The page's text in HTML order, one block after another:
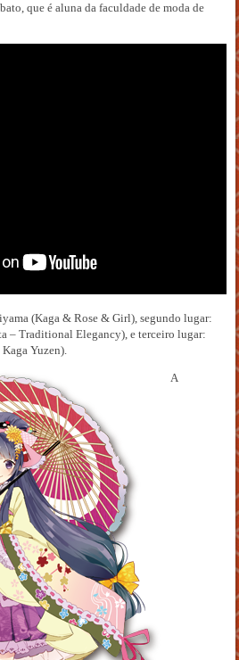
que é aluna da faculdade de moda de
(Kaga & Rose & Girl), segundo lugar:
– Traditional Elegancy), e terceiro lugar:
Yuzen).
A